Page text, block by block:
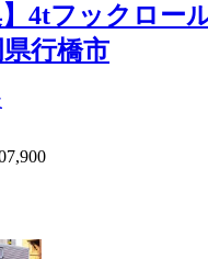
】4tフックロー
行橋市